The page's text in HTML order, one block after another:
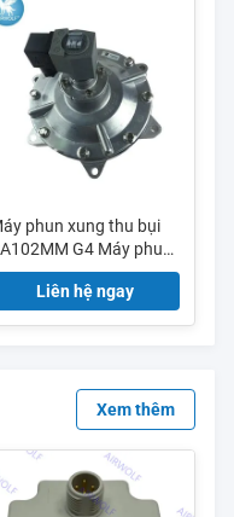
phun xung thu bụi
G4 Máy phun
thu bụi
Liên hệ ngay
Xem thêm